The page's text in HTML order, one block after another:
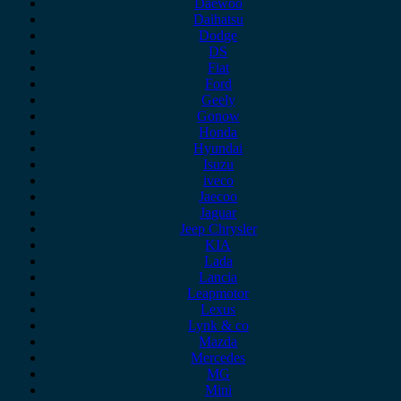
Daewoo
Daihatsu
Dodge
DS
Fiat
Ford
Geely
Gonow
Honda
Hyundai
Isuzu
iveco
Jaecoo
Jaguar
Jeep Chrysler
KIA
Lada
Lancia
Leapmotor
Lexus
Lynk & co
Mazda
Mercedes
MG
Mini